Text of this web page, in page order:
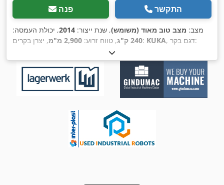
פנה התקשר
מצב: מצב טוב מאוד (משומש), שנת ייצור: 2014, יכולת העמסה:
240 ק"ג
, טווח זרוע: 2,900 מ"מ , יצרן בקרים: KUKA
, דגם בקר: